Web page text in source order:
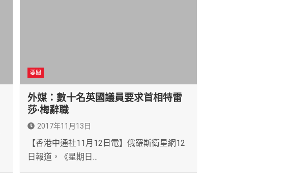
要聞
外媒：數十名英國議員要求首相特雷
莎∙梅辭職
2017年11月13日
【香港中通社11月12日電】俄羅斯衛星網12
日報道，《星期日…